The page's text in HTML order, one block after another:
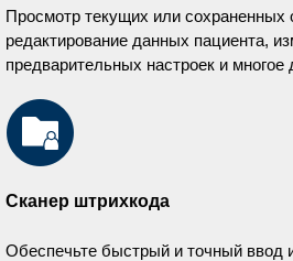
Просмотр текущих или сохраненных
редактирование данных пациента,
предварительных настроек и многое
Сканер штрихкода
Обеспечьте быстрый и точный ввод